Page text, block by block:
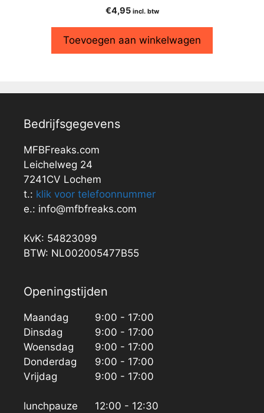
€4,95 incl. btw
Toevoegen aan winkelwagen
Bedrijfsgegevens
MFBFreaks.com
Leichelweg 24
7241CV Lochem
t.: klik voor telefoonnummer
e.: info@mfbfreaks.com
KvK: 54823099
BTW: NL002005477B55
Openingstijden
Maandag
Dinsdag
Woensdag
Donderdag
Vrijdag
lunchpauze
9:00 - 17:00
9:00 - 17:00
9:00 - 17:00
9:00 - 17:00
9:00 - 17:00
12:00 - 12:30